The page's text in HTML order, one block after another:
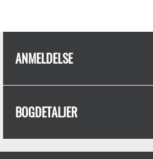
ANMELDELSE
BOGDETALJER